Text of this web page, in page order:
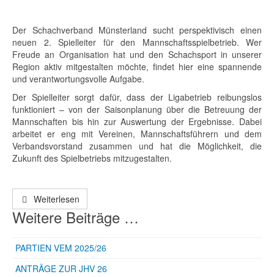
Der Schachverband Münsterland sucht perspektivisch einen
neuen 2. Spielleiter für den Mannschaftsspielbetrieb. Wer
Freude an Organisation hat und den Schachsport in unserer
Region aktiv mitgestalten möchte, findet hier eine spannende
und verantwortungsvolle Aufgabe.
Der Spielleiter sorgt dafür, dass der Ligabetrieb reibungslos
funktioniert – von der Saisonplanung über die Betreuung der
Mannschaften bis hin zur Auswertung der Ergebnisse. Dabei
arbeitet er eng mit Vereinen, Mannschaftsführern und dem
Verbandsvorstand zusammen und hat die Möglichkeit, die
Zukunft des Spielbetriebs mitzugestalten.
Weiterlesen
Weitere Beiträge …
PARTIEN VEM 2025/26
ANTRÄGE ZUR JHV 26